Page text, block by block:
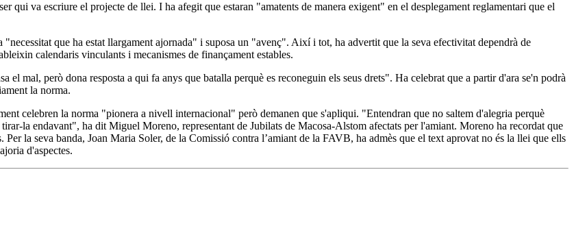
qui va escriure el projecte de llei. I ha afegit que estaran "amatents de manera exigent" en el desplegament reglamentari que el
que ha estat llargament ajornada" i suposa un "avenç". Així i tot, ha advertit que la seva efectivitat dependrà de
calendaris vinculants i mecanismes de finançament estables.
mal, però dona resposta a qui fa anys que batalla perquè es reconeguin els seus drets". Ha celebrat que a partir d'ara se'n podrà
la norma.
celebren la norma "pionera a nivell internacional" però demanen que s'apliqui. "Entendran que no saltem d'alegria perquè
la endavant", ha dit Miguel Moreno, representant de Jubilats de Macosa-Alstom afectats per l'amiant. Moreno ha recordat que
la seva banda, Joan Maria Soler, de la Comissió contra l’amiant de la FAVB, ha admès que el text aprovat no és la llei que ells
d'aspectes.